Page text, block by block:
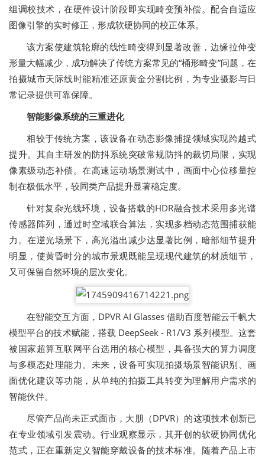
组调校技术，在硬件设计阶段即实现畸变预补偿。配合自适应
图像引擎的实时修正，形成软硬协同的校正体系。
该方案使建筑轮廓的线性畸变得到显著改善，边缘拉伸变
形量大幅减少，成功解决了传统方案常见的“桶形畸变”问题，在
拍摄城市天际线时能精准还原黄金分割比例，为专业摄影与日
常记录提供可靠保障。
智能影像系统的三重进化
相较于传统方案，该设备在动态影像捕捉领域实现跨越式
提升。其自主研发的防抖系统突破常规防抖的裁切局限，实现
像素级动态补偿。在高速运动场景测试中，画面中心位移量控
制在极低水平，较同类产品提升显著稳定度。
针对复杂光线环境，设备搭载的HDR融合技术采用多光谱
传感器阵列，通过时空域联合算法，实现多档动态范围捕获能
力。在逆光场景下，高光溢出减少达显著比例，暗部细节提升
明显，使黄昏时分的城市景观既能呈现现代建筑的材质细节，
又可保留自然环境的层次变化。
在智能交互方面，DPVR AI Glasses 借助百度智能云千帆大
模型平台的技术赋能，搭载 DeepSeek - R1/V3 系列模型。这套
被国家超算互联网平台选用的核心模型，具备强大的算力调度
与多模态处理能力。未来，设备可实现拍摄场景智能识别、画
面优化建议等功能，从单纯的拍摄工具转变为理解用户需求的
智能伙伴。
尽管产品尚未正式面市，大朋（DPVR）的这项技术创新已
在专业领域引发震动。行业观察显示，其开创的软硬协同优化
范式，正在重新定义智能穿戴设备的技术标准。随着产品上市